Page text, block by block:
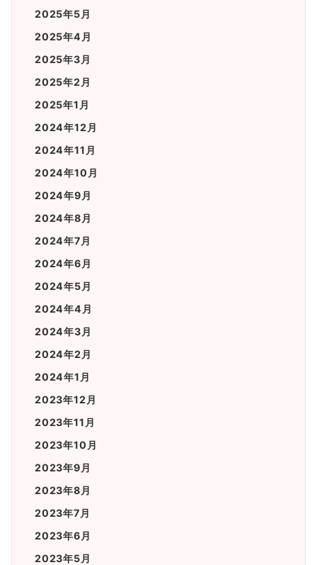
2025年5月
2025年4月
2025年3月
2025年2月
2025年1月
2024年12月
2024年11月
2024年10月
2024年9月
2024年8月
2024年7月
2024年6月
2024年5月
2024年4月
2024年3月
2024年2月
2024年1月
2023年12月
2023年11月
2023年10月
2023年9月
2023年8月
2023年7月
2023年6月
2023年5月